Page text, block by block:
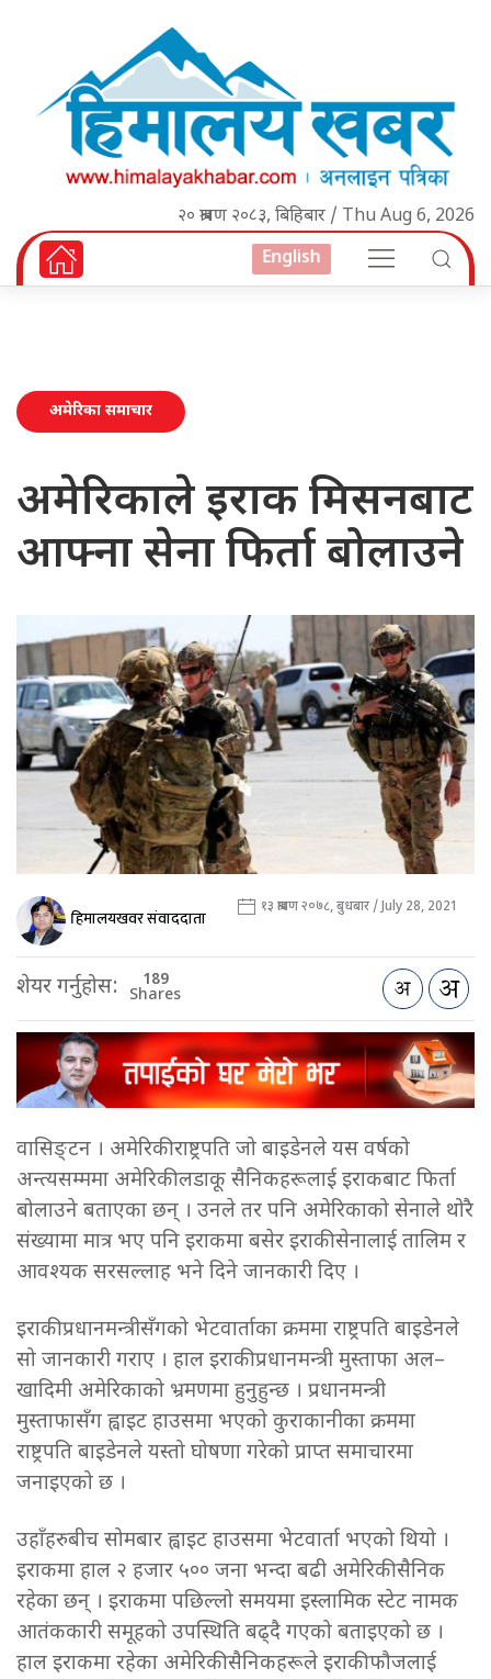
२० श्रावण २०८३, बिहिबार / Thu Aug 6, 2026
English
अमेरिका समाचार
अमेरिकाले इराक मिसनबाट
आफ्ना सेना फिर्ता बोलाउने
हिमालयखवर संवाददाता १३ श्रावण २०७८, बुधबार / July 28, 2021
शेयर गर्नुहोस: 189
Shares
वासिङ्टन । अमेरिकी राष्ट्रपति जो बाइडेनले यस वर्षको
अन्त्यसम्ममा अमेरिकी लडाकू सैनिकहरूलाई इराकबाट फिर्ता
बोलाउने बताएका छन् । उनले तर पनि अमेरिकाको सेनाले थोरै
संख्यामा मात्र भए पनि इराकमा बसेर इराकी सेनालाई तालिम र
आवश्यक सरसल्लाह भने दिने जानकारी दिए ।
इराकी प्रधानमन्त्रीसँगको भेटवार्ताका क्रममा राष्ट्रपति बाइडेनले
सो जानकारी गराए । हाल इराकी प्रधानमन्त्री मुस्ताफा अल–
खादिमी अमेरिकाको भ्रमणमा हुनुहुन्छ । प्रधानमन्त्री
मुस्ताफासँग ह्वाइट हाउसमा भएको कुराकानीका क्रममा
राष्ट्रपति बाइडेनले यस्तो घोषणा गरेको प्राप्त समाचारमा
जनाइएको छ ।
उहाँहरुबीच सोमबार ह्वाइट हाउसमा भेटवार्ता भएको थियो ।
इराकमा हाल २ हजार ५०० जना भन्दा बढी अमेरिकी सैनिक
रहेका छन् । इराकमा पछिल्लो समयमा इस्लामिक स्टेट नामक
आतंककारी समूहको उपस्थिति बढ्दै गएको बताइएको छ ।
हाल इराकमा रहेका अमेरिकी सैनिकहरूले इराकी फौजलाई